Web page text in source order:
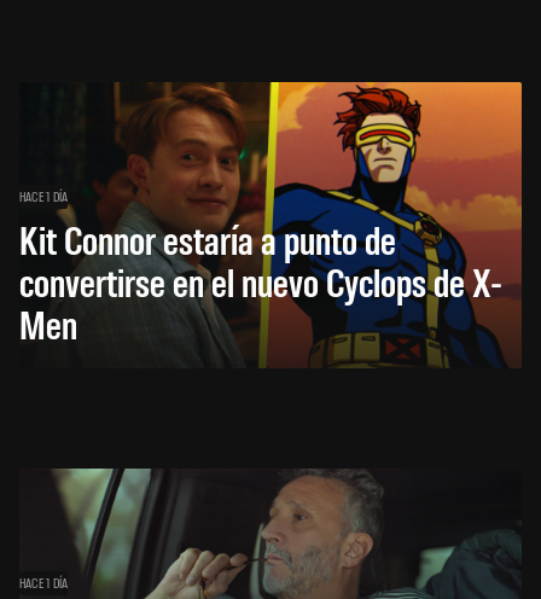
HACE 1 DÍA
Kit Connor estaría a punto de
convertirse en el nuevo Cyclops de X-
Men
HACE 1 DÍA